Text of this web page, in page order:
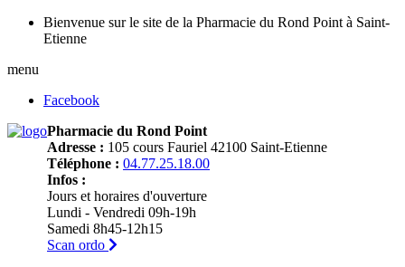
Bienvenue sur le site de la Pharmacie du Rond Point à Saint-
Etienne
menu
Facebook
Pharmacie du Rond Point
Adresse : 105 cours Fauriel 42100 Saint-Etienne
Téléphone : 04.77.25.18.00
Infos :
Jours et horaires d'ouverture
Lundi - Vendredi 09h-19h
Samedi 8h45-12h15
Scan ordo